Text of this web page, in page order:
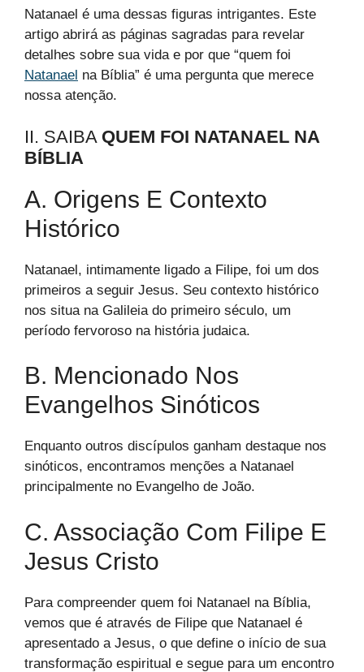
Natanael é uma dessas figuras intrigantes. Este
artigo abrirá as páginas sagradas para revelar
detalhes sobre sua vida e por que “quem foi
Natanael na Bíblia” é uma pergunta que merece
nossa atenção.
II. SAIBA QUEM FOI NATANAEL NA
BÍBLIA
A. Origens E Contexto
Histórico
Natanael, intimamente ligado a Filipe, foi um dos
primeiros a seguir Jesus. Seu contexto histórico
nos situa na Galileia do primeiro século, um
período fervoroso na história judaica.
B. Mencionado Nos
Evangelhos Sinóticos
Enquanto outros discípulos ganham destaque nos
sinóticos, encontramos menções a Natanael
principalmente no Evangelho de João.
C. Associação Com Filipe E
Jesus Cristo
Para compreender quem foi Natanael na Bíblia,
vemos que é através de Filipe que Natanael é
apresentado a Jesus, o que define o início de sua
transformação espiritual e segue para um encontro